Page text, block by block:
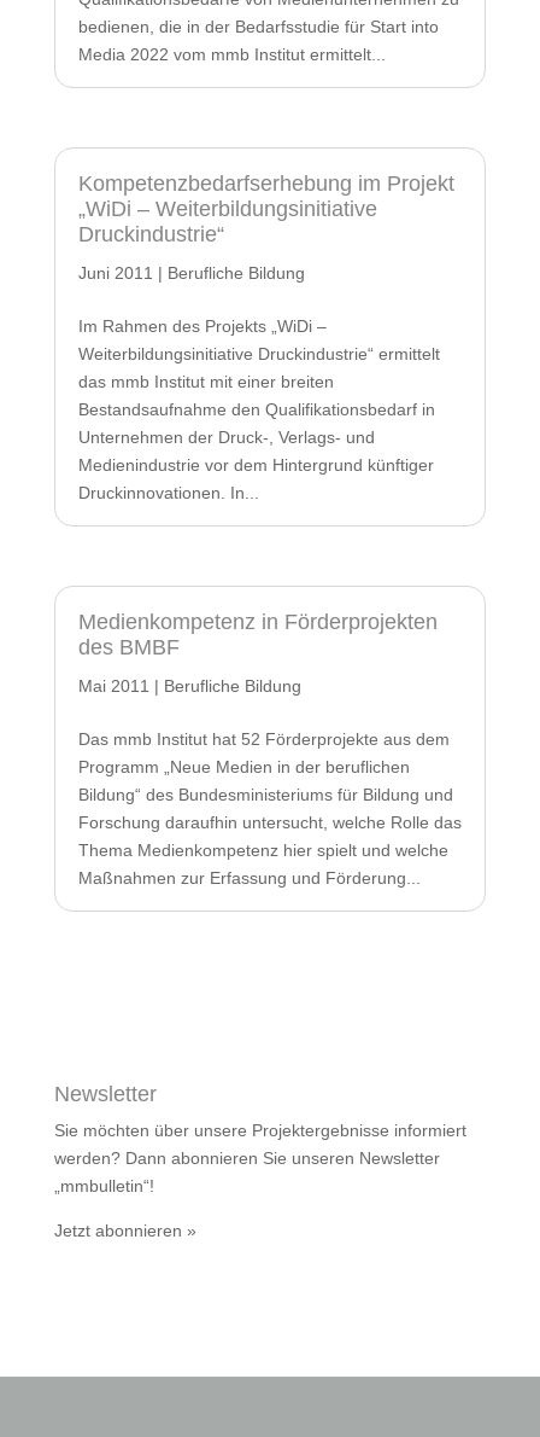
bedienen, die in der Bedarfsstudie für Start into
Media 2022 vom mmb Institut ermittelt...
Kompetenzbedarfserhebung im Projekt
„WiDi – Weiterbildungsinitiative
Druckindustrie“
Juni 2011 | Berufliche Bildung
Im Rahmen des Projekts „WiDi –
Weiterbildungsinitiative Druckindustrie“ ermittelt
das mmb Institut mit einer breiten
Bestandsaufnahme den Qualifikationsbedarf in
Unternehmen der Druck-, Verlags- und
Medienindustrie vor dem Hintergrund künftiger
Druckinnovationen. In...
Medienkompetenz in Förderprojekten
des BMBF
Mai 2011 | Berufliche Bildung
Das mmb Institut hat 52 Förderprojekte aus dem
Programm „Neue Medien in der beruflichen
Bildung“ des Bundesministeriums für Bildung und
Forschung daraufhin untersucht, welche Rolle das
Thema Medienkompetenz hier spielt und welche
Maßnahmen zur Erfassung und Förderung...
Newsletter
Sie möchten über unsere Projektergebnisse informiert
werden? Dann abonnieren Sie unseren Newsletter
„mmbulletin“!
Jetzt abonnieren »